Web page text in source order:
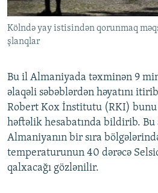
Kölndə yay istisindən qorunmaq
şlanqlar
Bu il Almaniyada təxminən 9
əlaqəli səbəblərdən həyatını
Robert Kox İnstitutu (RKI)
həftəlik hesabatında bildirib. Bu
Almaniyanın bir sıra
temperaturunun 40 dərəcə
qalxacağı gözlənilir.